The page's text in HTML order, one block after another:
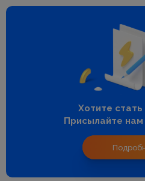
Хотите
Присылайте нам